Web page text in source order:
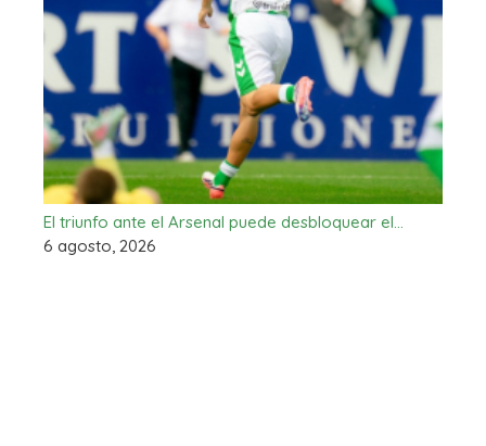
El triunfo ante el Arsenal puede desbloquear el…
6 agosto, 2026